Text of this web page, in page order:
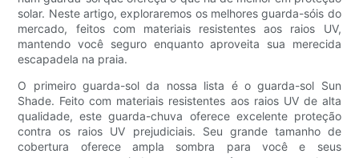
solar. Neste artigo, exploraremos os melhores guarda-sóis do
mercado, feitos com materiais resistentes aos raios UV,
mantendo você seguro enquanto aproveita sua merecida
escapadela na praia.
O primeiro guarda-sol da nossa lista é o guarda-sol Sun
Shade. Feito com materiais resistentes aos raios UV de alta
qualidade, este guarda-chuva oferece excelente proteção
contra os raios UV prejudiciais. Seu grande tamanho de
cobertura oferece ampla sombra para você e seus